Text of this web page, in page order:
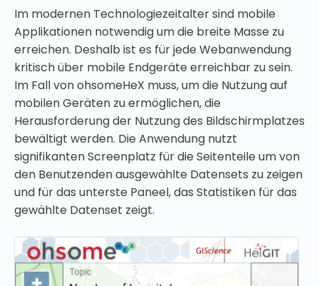
Im modernen Technologiezeitalter sind mobile
Applikationen notwendig um die breite Masse zu
erreichen. Deshalb ist es für jede Webanwendung
kritisch über mobile Endgeräte erreichbar zu sein.
Im Fall von ohsomeHeX muss, um die Nutzung auf
mobilen Geräten zu ermöglichen, die
Herausforderung der Nutzung des Bildschirmplatzes
bewältigt werden. Die Anwendung nutzt
signifikanten Screenplatz für die Seitenteile um von
den Benutzenden ausgewählte Datensets zu zeigen
und für das unterste Paneel, das Statistiken für das
gewählte Datenset zeigt.